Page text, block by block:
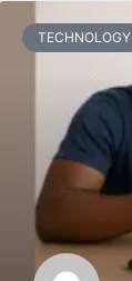
TECHNOLOGY